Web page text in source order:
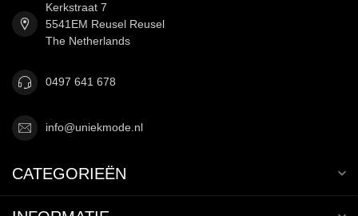
Kerkstraat 7
5541EM Reusel Reusel
The Netherlands
0497 641 678
info@uniekmode.nl
CATEGORIEËN